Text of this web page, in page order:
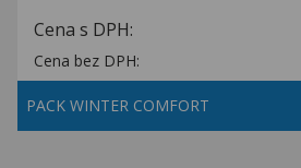
Cena s DPH:
Cena bez DPH:
PACK WINTER COMFORT